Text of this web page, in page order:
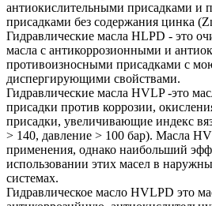
антиокислительными присадками и
присадками без содержания цинка
Гидравлические масла HLPD - это
масла с антикоррозионными и
противоизносными присадками с
диспергирующими свойствами.
Гидравлические масла HVLP -это
присадки против коррозии,
присадки, увеличивающие индекс
> 140, давление > 100 бар). Масла
применения, однако наибольший
использовании этих масел в
системах.
Гидравлическое масло HVLPD это